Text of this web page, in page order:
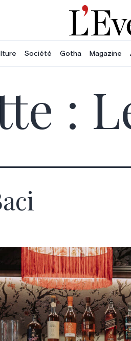
Société Gotha Magazine
: